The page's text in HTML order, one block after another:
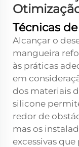
Técnicas
Alcançar o
mangueira
às práticas
em
dos materiais
silicone
redor de
mas os
excessivas